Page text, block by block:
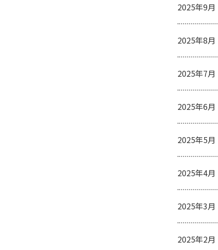
2025年9月
2025年8月
2025年7月
2025年6月
2025年5月
2025年4月
2025年3月
2025年2月